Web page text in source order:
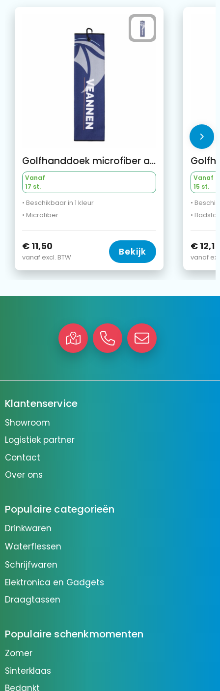
Golfhanddoek microfiber all-over
Vanaf
17 st.
• Beschikbaar in 1 kleur
• Microfiber
€ 11,50
vanaf excl. BTW Bekijk
Vanaf
15 st.
•
• Badstof
€ 12,15
vanaf
Klantenservice
Showroom
Logistiek partner
Contact
Over ons
Populaire categorieën
Drinkwaren
Waterflessen
Schrijfwaren
Elektronica en Gadgets
Draagtassen
Populaire schenkmomenten
Zomer
Sinterklaas
Bedankt